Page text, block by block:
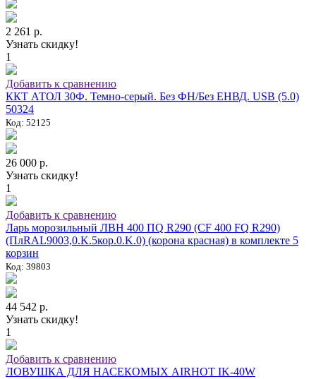
2 261 р.
Узнать скидку!
1
Добавить к сравнению
ККТ АТОЛ 30Ф. Темно-серый. Без ФН/Без ЕНВД. USB (5.0)
50324
Код: 52125
26 000 р.
Узнать скидку!
1
Добавить к сравнению
Ларь морозильный ЛВН 400 ПQ R290 (СF 400 FQ R290)
(ПлRAL9003,0.K.5кор.0.K.0) (корона красная) в комплекте 5
корзин
Код: 39803
44 542 р.
Узнать скидку!
1
Добавить к сравнению
ЛОВУШКА ДЛЯ НАСЕКОМЫХ AIRHOT IK-40W